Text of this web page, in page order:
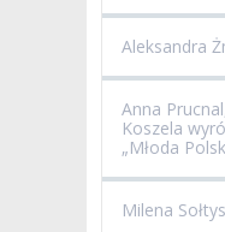
Aleksandra
Anna
Koszela
„Młoda
Milena